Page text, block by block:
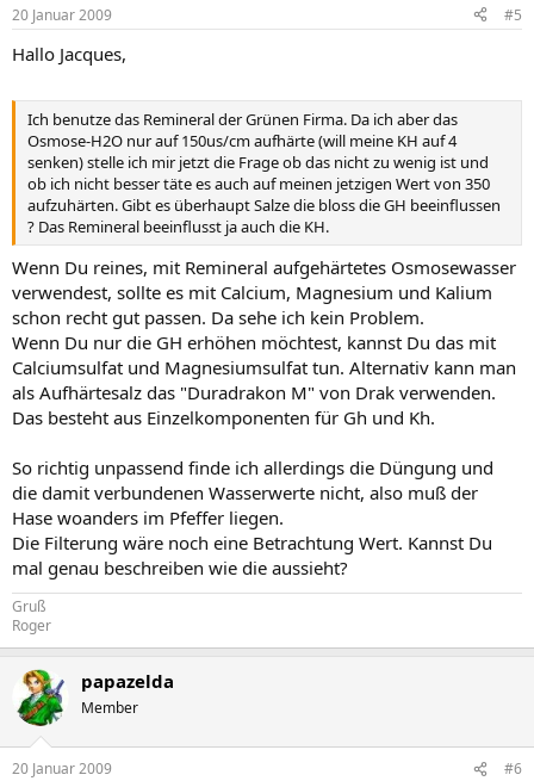
20 Januar 2009 #5
Hallo Jacques,
Ich benutze das Remineral der Grünen Firma. Da ich aber das
Osmose-H2O nur auf 150us/cm aufhärte (will meine KH auf 4
senken) stelle ich mir jetzt die Frage ob das nicht zu wenig ist und
ob ich nicht besser täte es auch auf meinen jetzigen Wert von 350
aufzuhärten. Gibt es überhaupt Salze die bloss die GH beeinflussen
? Das Remineral beeinflusst ja auch die KH.
Wenn Du reines, mit Remineral aufgehärtetes Osmosewasser
verwendest, sollte es mit Calcium, Magnesium und Kalium
schon recht gut passen. Da sehe ich kein Problem.
Wenn Du nur die GH erhöhen möchtest, kannst Du das mit
Calciumsulfat und Magnesiumsulfat tun. Alternativ kann man
als Aufhärtesalz das "Duradrakon M" von Drak verwenden.
Das besteht aus Einzelkomponenten für Gh und Kh.
So richtig unpassend finde ich allerdings die Düngung und
die damit verbundenen Wasserwerte nicht, also muß der
Hase woanders im Pfeffer liegen.
Die Filterung wäre noch eine Betrachtung Wert. Kannst Du
mal genau beschreiben wie die aussieht?
Gruß
Roger
papazelda
Member
20 Januar 2009 #6